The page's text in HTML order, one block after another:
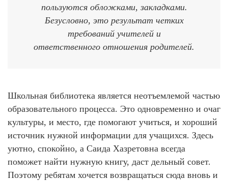
пользуются обложками, закладками.
Безусловно, это результат четких
требований учителей и
ответственного отношения родителей.
Школьная библиотека является неотъемлемой частью
образовательного процесса. Это одновременно и очаг
культуры, и место, где помогают учиться, и хороший
источник нужной информации для учащихся. Здесь
уютно, спокойно, а Саида Хазретовна всегда
поможет найти нужную книгу, даст дельный совет.
Поэтому ребятам хочется возвращаться сюда вновь и